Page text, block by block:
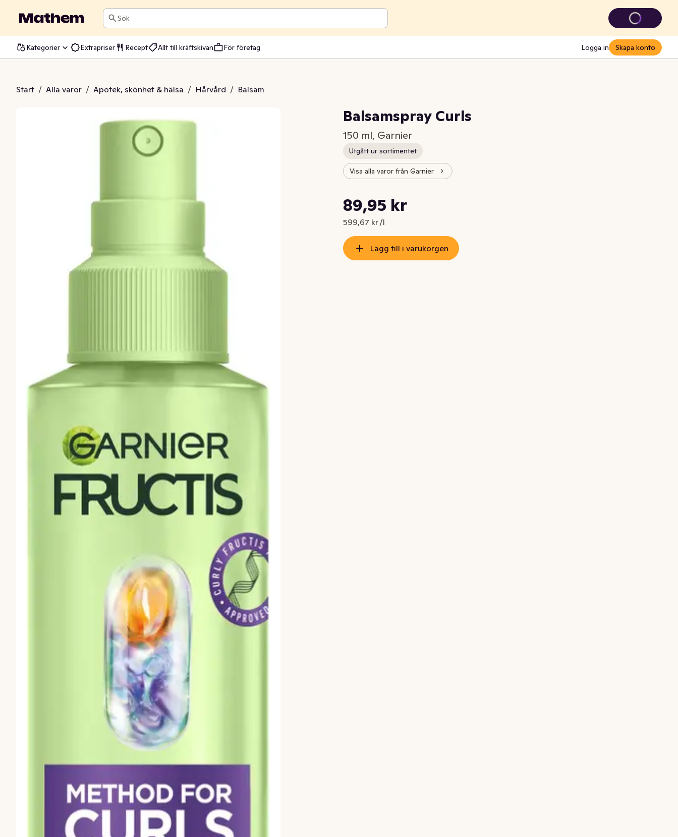
Sök
Kategorier Extrapriser Recept Allt till kräftskivan För företag Logga in Skapa konto
Start / Alla varor / Apotek, skönhet & hälsa / Hårvård / Balsam
Curls
Balsamspray Curls
150 ml, Garnier
Utgått ur sortimentet
Visa alla varor från Garnier
Nuvarande pris är: 89,95 kr
89,95 kr
599,67 kr /l
Styckpris: 599,67 kr /l
Lägg till i varukorgen